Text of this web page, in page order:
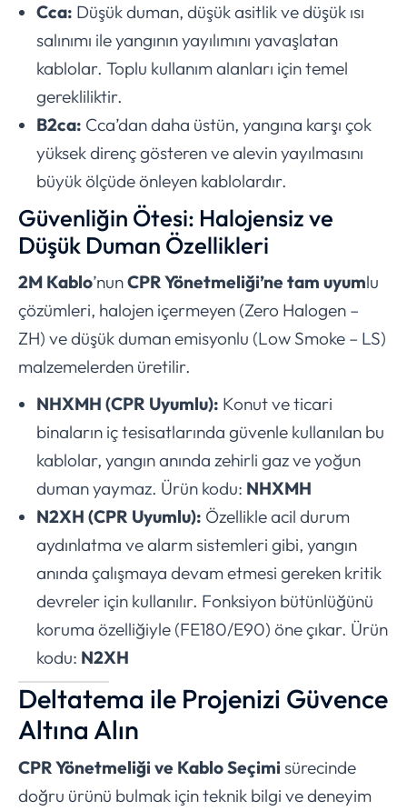
Cca: Düşük duman, düşük asitlik ve düşük ısı
salınımı ile yangının yayılımını yavaşlatan
kablolar. Toplu kullanım alanları için temel
gerekliliktir.
B2ca: Cca’dan daha üstün, yangına karşı çok
yüksek direnç gösteren ve alevin yayılmasını
büyük ölçüde önleyen kablolardır.
Güvenliğin Ötesi: Halojensiz ve
Düşük Duman Özellikleri
2M Kablo’nunCPR Yönetmeliği’ne tam uyumlu
çözümleri, halojen içermeyen (Zero Halogen –
ZH) ve düşük duman emisyonlu (Low Smoke – LS)
malzemelerden üretilir.
NHXMH (CPR Uyumlu): Konut ve ticari
binaların iç tesisatlarında güvenle kullanılan bu
kablolar, yangın anında zehirli gaz ve yoğun
duman yaymaz. Ürün kodu: NHXMH
N2XH (CPR Uyumlu): Özellikle acil durum
aydınlatma ve alarm sistemleri gibi, yangın
anında çalışmaya devam etmesi gereken kritik
devreler için kullanılır. Fonksiyon bütünlüğünü
koruma özelliğiyle (FE180/E90) öne çıkar. Ürün
kodu: N2XH
Deltatema ile Projenizi Güvence
Altına Alın
CPR Yönetmeliği ve Kablo Seçimi sürecinde
doğru ürünü bulmak için teknik bilgi ve deneyim